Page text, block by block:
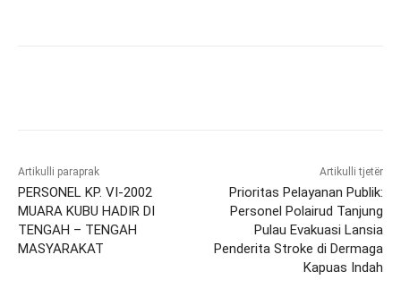
Artikulli paraprak
PERSONEL KP. VI-2002
MUARA KUBU HADIR DI
TENGAH – TENGAH
MASYARAKAT
Artikulli tjetër
Prioritas Pelayanan Publik:
Personel Polairud Tanjung
Pulau Evakuasi Lansia
Penderita Stroke di Dermaga
Kapuas Indah